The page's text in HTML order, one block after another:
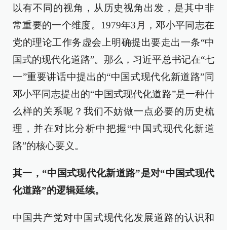
以有不同的视角，从历史视角出发，是其中非
常重要的一个维度。1979年3月，邓小平同志在
党的理论工作务虚会上明确提出要走出一条“中
国式的现代化道路”。那么，习近平总书记在“七
一”重要讲话中提出的“中国式现代化新道路”同
邓小平同志提出的“中国式现代化道路”是一种什
么样的关系呢？我们不妨做一点必要的历史梳
理，并在对比分析中把握“中国式现代化新道
路”的核心要义。
其一，“中国式现代化新道路”是对“中国式现代
化道路”的逻辑延续。
中国共产党对中国式现代化发展道路的认识和